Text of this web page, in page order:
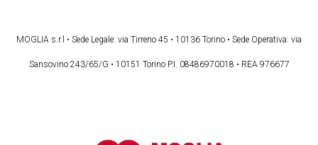
MOGLIA s.r.l • Sede Legale: via Tirreno 45 • 10136 Torino • Sede Operativa: via
Sansovino 243/65/G • 10151 Torino P.I. 08486970018 • REA 976677